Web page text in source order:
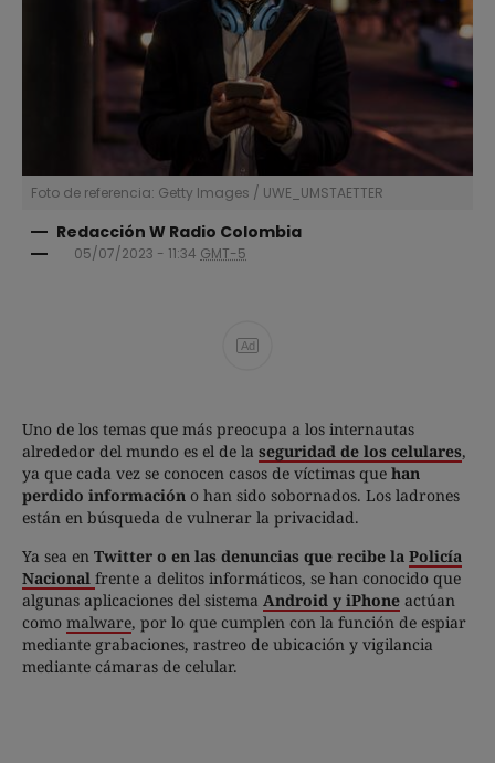
Foto de referencia: Getty Images / UWE_UMSTAETTER
Redacción W Radio Colombia
05/07/2023 - 11:34 GMT-5
Ad
Uno de los temas que más preocupa a los internautas
alrededor del mundo es el de la seguridad de los celulares,
ya que cada vez se conocen casos de víctimas que han
perdido información o han sido sobornados. Los ladrones
están en búsqueda de vulnerar la privacidad.
Ya sea en Twitter o en las denuncias que recibe la Policía
Nacional frente a delitos informáticos, se han conocido que
algunas aplicaciones del sistema Android y iPhone actúan
como malware, por lo que cumplen con la función de espiar
mediante grabaciones, rastreo de ubicación y vigilancia
mediante cámaras de celular.